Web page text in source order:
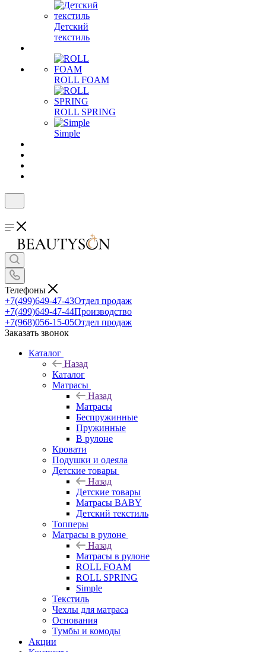
Детский
текстиль
ROLL FOAM
ROLL SPRING
Simple
Телефоны
+7(499)649-47-43Отдел продаж
+7(499)649-47-44Производство
+7(968)056-15-05Отдел продаж
Заказать звонок
Каталог
Назад
Каталог
Матрасы
Назад
Матрасы
Беспружинные
Пружинные
В рулоне
Кровати
Подушки и одеяла
Детские товары
Назад
Детские товары
Матрасы BABY
Детский текстиль
Топперы
Матрасы в рулоне
Назад
Матрасы в рулоне
ROLL FOAM
ROLL SPRING
Simple
Текстиль
Чехлы для матраса
Основания
Тумбы и комоды
Акции